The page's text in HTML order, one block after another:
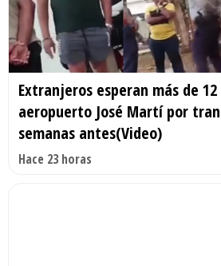
Extranjeros esperan más de
aeropuerto José Martí por
semanas antes(Video)
Hace 23 horas